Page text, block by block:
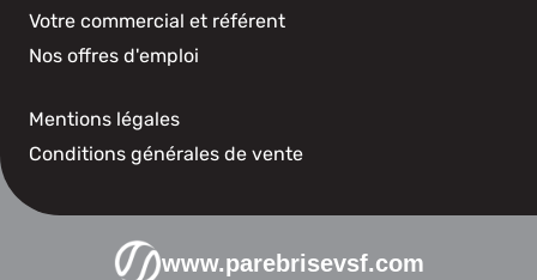
Votre commercial et référent
Nos offres d'emploi
Mentions légales
Conditions générales de vente
www.parebrisevsf.com